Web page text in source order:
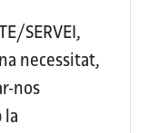
SERVEI,
necessitat,
nos
la